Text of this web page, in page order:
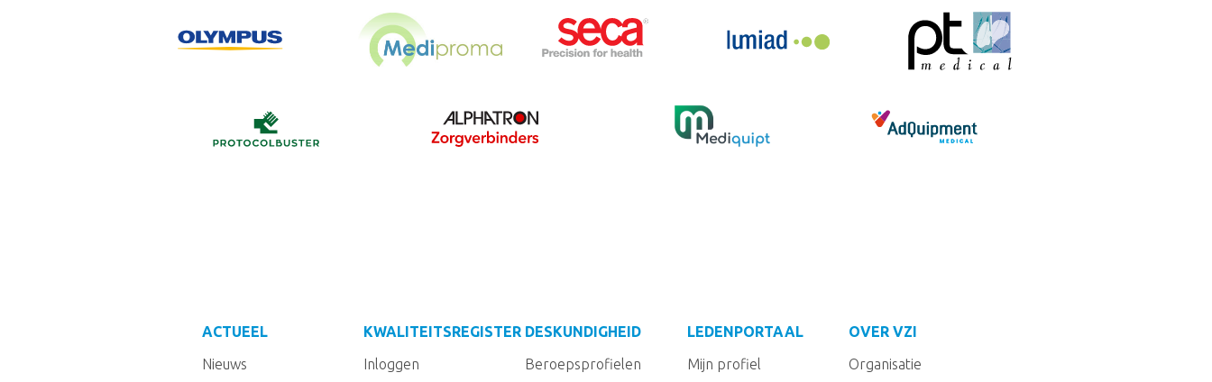
ACTUEEL
Nieuws
KWALITEITSREGISTER
Inloggen
DESKUNDIGHEID
Beroepsprofielen
LEDENPORTAAL
Mijn profiel
OVER VZI
Organisatie